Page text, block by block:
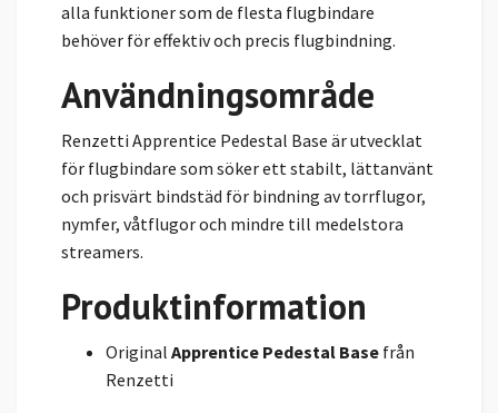
alla funktioner som de flesta flugbindare
behöver för effektiv och precis flugbindning.
Användningsområde
Renzetti Apprentice Pedestal Base är utvecklat
för flugbindare som söker ett stabilt, lättanvänt
och prisvärt bindstäd för bindning av torrflugor,
nymfer, våtflugor och mindre till medelstora
streamers.
Produktinformation
Original Apprentice Pedestal Base från
Renzetti